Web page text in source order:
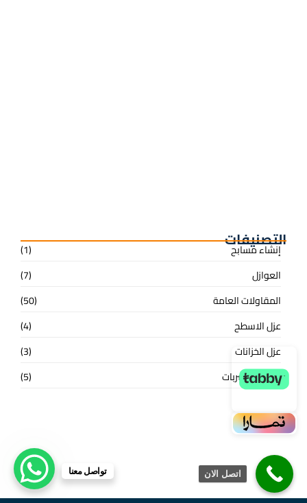
التصنيفات
إنشاء مسابح
(1)
العوازل
(7)
المقاولات العامة
(50)
عزل الاسطح
(4)
عزل الخزانات
(3)
كشف التسربات
(5)
تواصل معنا اتصل الان